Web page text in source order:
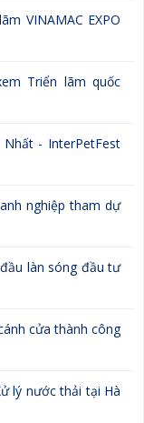
VINAMAC EXPO
Triển lãm quốc
- InterPetFest
nghiệp tham dự
làn sóng đầu tư
cửa thành công
lý nước thải tại Hà